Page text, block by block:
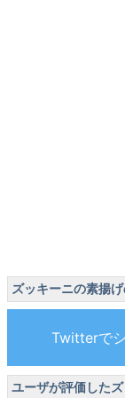
ズッキーニの素揚
ユーザが評価した